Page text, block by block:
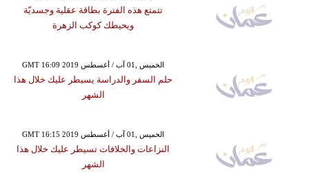
تتمتع هذه الفترة بطاقة عقلية وجسديّة
ويحيطك كوكب الزهرة
GMT 16:09 2019 الخميس ,01 آب / أغسطس
حلم السفر والدراسة يسيطر عليك خلال هذا
الشهر
GMT 16:15 2019 الخميس ,01 آب / أغسطس
النزاعات والخلافات تسيطر عليك خلال هذا
الشهر